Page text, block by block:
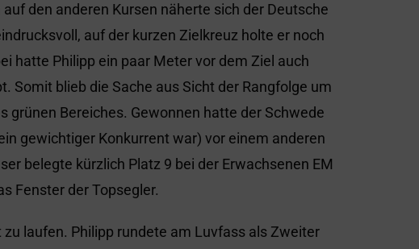
den anderen Kursen näherte sich der Deutsche
auf der kurzen Zielkreuz holte er noch
hatte Philipp ein paar Meter vor dem Ziel auch
Somit blieb die Sache aus Sicht der Rangfolge um
grünen Bereiches. Gewonnen hatte der Schwede
gewichtiger Konkurrent war) vor einem anderen
belegte kürzlich Platz 9 bei der Erwachsenen EM
Fenster der Topsegler.
laufen. Philipp rundete am Luvfass als Zweiter